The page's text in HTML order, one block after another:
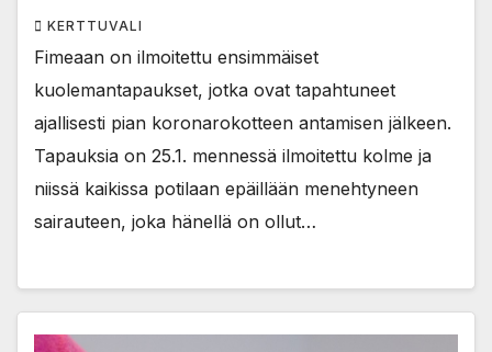
KERTTUVALI
Fimeaan on ilmoitettu ensimmäiset
kuolemantapaukset, jotka ovat tapahtuneet
ajallisesti pian koronarokotteen antamisen jälkeen.
Tapauksia on 25.1. mennessä ilmoitettu kolme ja
niissä kaikissa potilaan epäillään menehtyneen
sairauteen, joka hänellä on ollut…